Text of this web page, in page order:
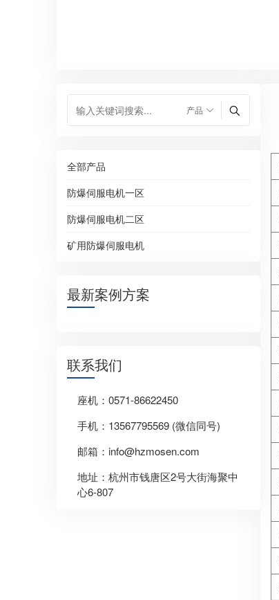
全部产品
防爆伺服电机一区
防爆伺服电机二区
矿用防爆伺服电机
最新案例方案
联系我们
座机：0571-86622450
手机：13567795569 (微信同号)
邮箱：info@hzmosen.com
地址：杭州市钱唐区2号大街海聚中
心6-807